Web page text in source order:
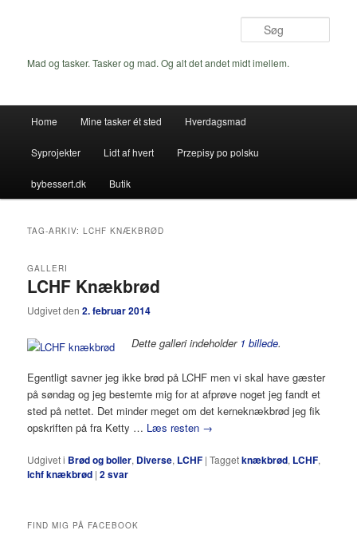
indhold
indholdMad og tasker. Tasker og mad. Og alt det andet midt imellem.
Home Mine tasker ét sted Hverdagsmad
Syprojekter Lidt af hvert Przepisy po polsku
bybessert.dk Butik
TAG-ARKIV:LCHF KNÆKBRØD
LCHF Knækbrød
GALLERI
Udgivet den2. februar 2014
Dette galleri indeholder 1 billede.
Egentligt savner jeg ikke brød på LCHF men vi skal have gæster
på søndag og jeg bestemte mig for at afprøve noget jeg fandt et
sted på nettet. Det minder meget om det kerneknækbrød jeg fik
opskriften på fra Ketty … Læs resten →
Udgivet i Brød og boller, Diverse, LCHF |Taggetknækbrød, LCHF,
lchf knækbrød |2svar
FIND MIG PÅ FACEBOOK